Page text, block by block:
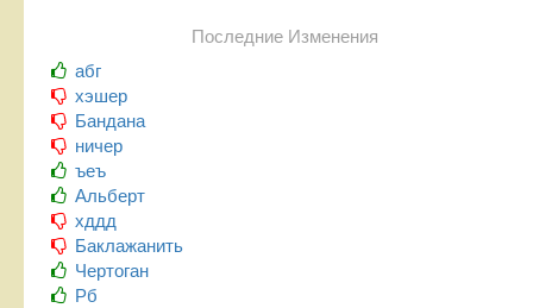
Последние Изменения
абг
хэшер
Бандана
ничер
ъеъ
Альберт
хддд
Баклажанить
Чертоган
Рб